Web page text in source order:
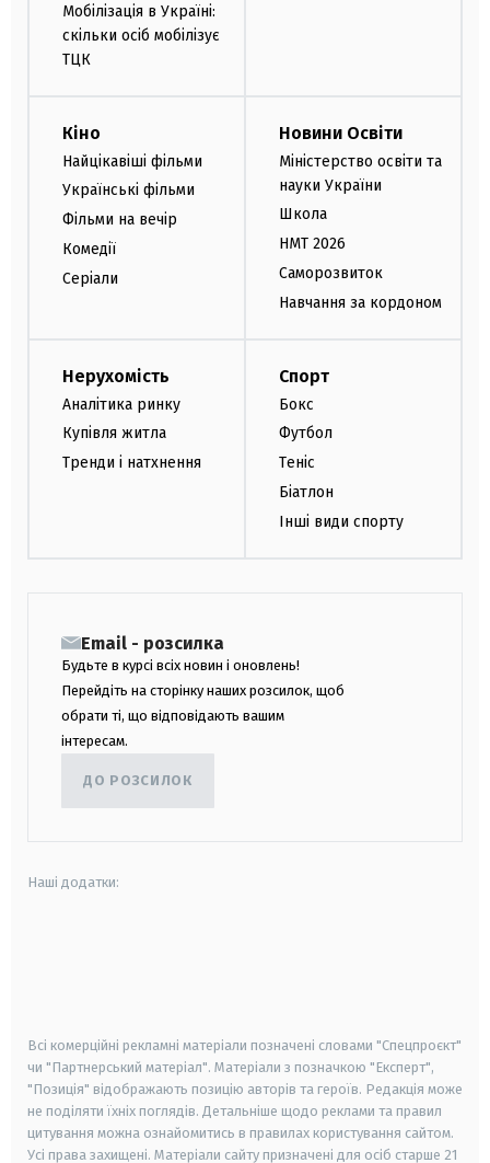
Мобілізація в Україні:
скільки осіб мобілізує
ТЦК
Кіно
Найцікавіші фільми
Українські фільми
Фільми на вечір
Комедії
Серіали
Новини Освіти
Міністерство освіти та
науки України
Школа
НМТ 2026
Саморозвиток
Навчання за кордоном
Нерухомість
Аналітика ринку
Купівля житла
Тренди і натхнення
Спорт
Бокс
Футбол
Теніс
Біатлон
Інші види спорту
Email - розсилка
Будьте в курсі всіх новин і оновлень!
Перейдіть на сторінку наших розсилок, щоб
обрати ті, що відповідають вашим
інтересам.
ДО РОЗСИЛОК
Наші додатки:
Всі комерційні рекламні матеріали позначені словами "Спецпроєкт"
чи "Партнерський матеріал". Матеріали з позначкою "Експерт",
"Позиція" відображають позицію авторів та героїв. Редакція може
не поділяти їхніх поглядів. Детальніше щодо реклами та правил
цитування можна ознайомитись в правилах користування сайтом.
Усі права захищені. Матеріали сайту призначені для осіб старше 21